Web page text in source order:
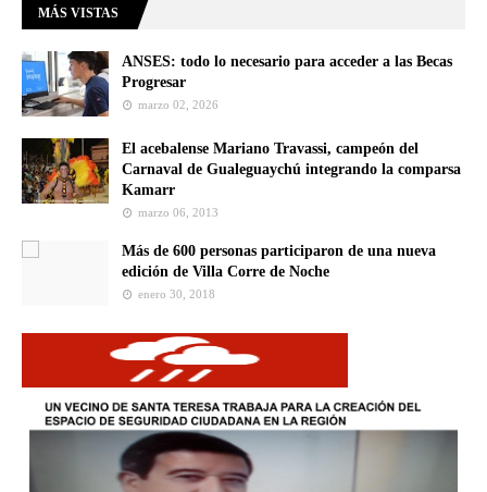
MÁS VISTAS
ANSES: todo lo necesario para acceder a las Becas
Progresar
marzo 02, 2026
El acebalense Mariano Travassi, campeón del
Carnaval de Gualeguaychú integrando la comparsa
Kamarr
marzo 06, 2013
Más de 600 personas participaron de una nueva
edición de Villa Corre de Noche
enero 30, 2018